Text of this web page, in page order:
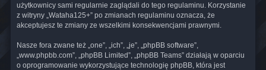
użytkownicy sami regularnie zaglądali do tego regulaminu. Korzystanie
z witryny „Wataha125+” po zmianach regulaminu oznacza, że
akceptujesz te zmiany ze wszelkimi konsekwencjami prawnymi.
Nasze fora zwane też „one”, „ich”, „je”, „phpBB software”,
„www.phpbb.com”, „phpBB Limited”, „phpBB Teams” działają w oparciu
o oprogramowanie wykorzystujące technologię phpBB, która jest